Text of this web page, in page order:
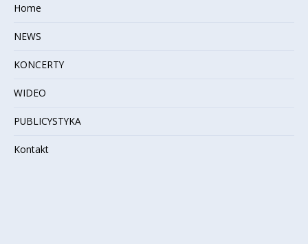
Home
NEWS
KONCERTY
WIDEO
PUBLICYSTYKA
Kontakt